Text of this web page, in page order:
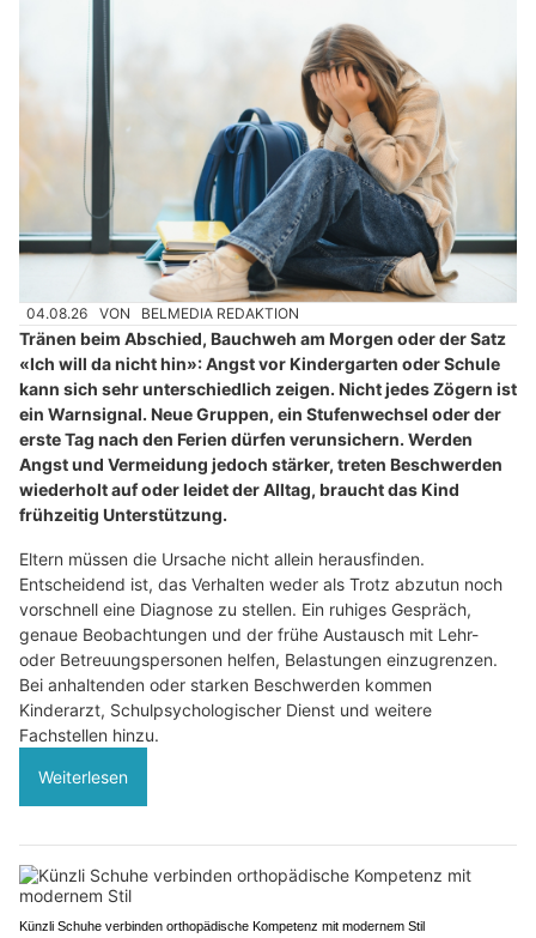
04.08.26 VON BELMEDIA REDAKTION
Tränen beim Abschied, Bauchweh am Morgen oder der Satz
«Ich will da nicht hin»: Angst vor Kindergarten oder Schule
kann sich sehr unterschiedlich zeigen. Nicht jedes Zögern ist
ein Warnsignal. Neue Gruppen, ein Stufenwechsel oder der
erste Tag nach den Ferien dürfen verunsichern. Werden
Angst und Vermeidung jedoch stärker, treten Beschwerden
wiederholt auf oder leidet der Alltag, braucht das Kind
frühzeitig Unterstützung.
Eltern müssen die Ursache nicht allein herausfinden.
Entscheidend ist, das Verhalten weder als Trotz abzutun noch
vorschnell eine Diagnose zu stellen. Ein ruhiges Gespräch,
genaue Beobachtungen und der frühe Austausch mit Lehr-
oder Betreuungspersonen helfen, Belastungen einzugrenzen.
Bei anhaltenden oder starken Beschwerden kommen
Kinderarzt, Schulpsychologischer Dienst und weitere
Fachstellen hinzu.
Weiterlesen
Künzli Schuhe verbinden orthopädische Kompetenz mit modernem Stil